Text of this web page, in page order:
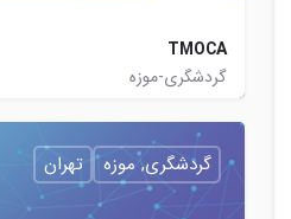
TMOCA
گردشگری-موزه
گردشگری, موزه تهران